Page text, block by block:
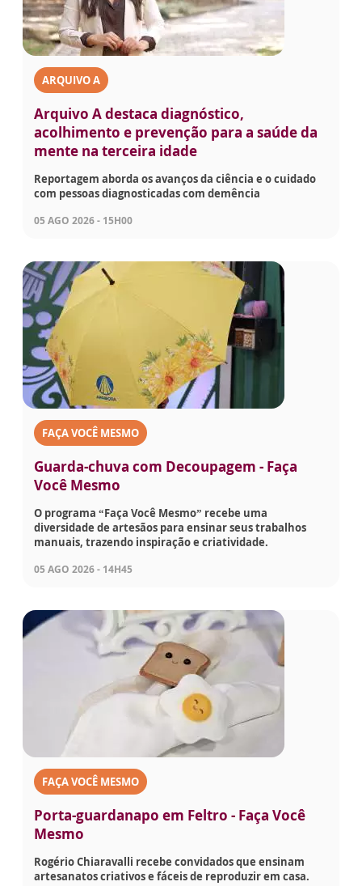
ARQUIVO A
Arquivo A destaca diagnóstico,
acolhimento e prevenção para a saúde da
mente na terceira idade
Reportagem aborda os avanços da ciência e o cuidado
com pessoas diagnosticadas com demência
05 AGO 2026 - 15H00
FAÇA VOCÊ MESMO
Guarda-chuva com Decoupagem - Faça
Você Mesmo
O programa “Faça Você Mesmo” recebe uma
diversidade de artesãos para ensinar seus trabalhos
manuais, trazendo inspiração e criatividade.
05 AGO 2026 - 14H45
FAÇA VOCÊ MESMO
Porta-guardanapo em Feltro - Faça Você
Mesmo
Rogério Chiaravalli recebe convidados que ensinam
artesanatos criativos e fáceis de reproduzir em casa.